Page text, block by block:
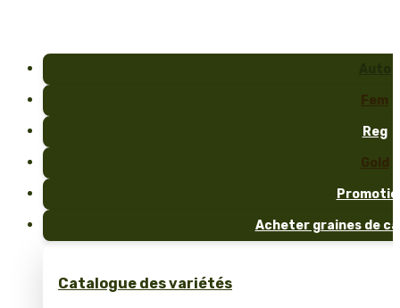
Fem
Reg
Gold
Acheter graines de
Catalogue des variétés